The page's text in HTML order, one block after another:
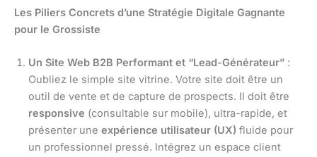
Les Piliers Concrets d’une Stratégie Digitale Gagnante
pour le Grossiste
Un Site Web B2B Performant et “Lead-Générateur” :
Oubliez le simple site vitrine. Votre site doit être un
outil de vente et de capture de prospects. Il doit être
responsive (consultable sur mobile), ultra-rapide, et
présenter une expérience utilisateur (UX) fluide pour
un professionnel pressé. Intégrez un espace client